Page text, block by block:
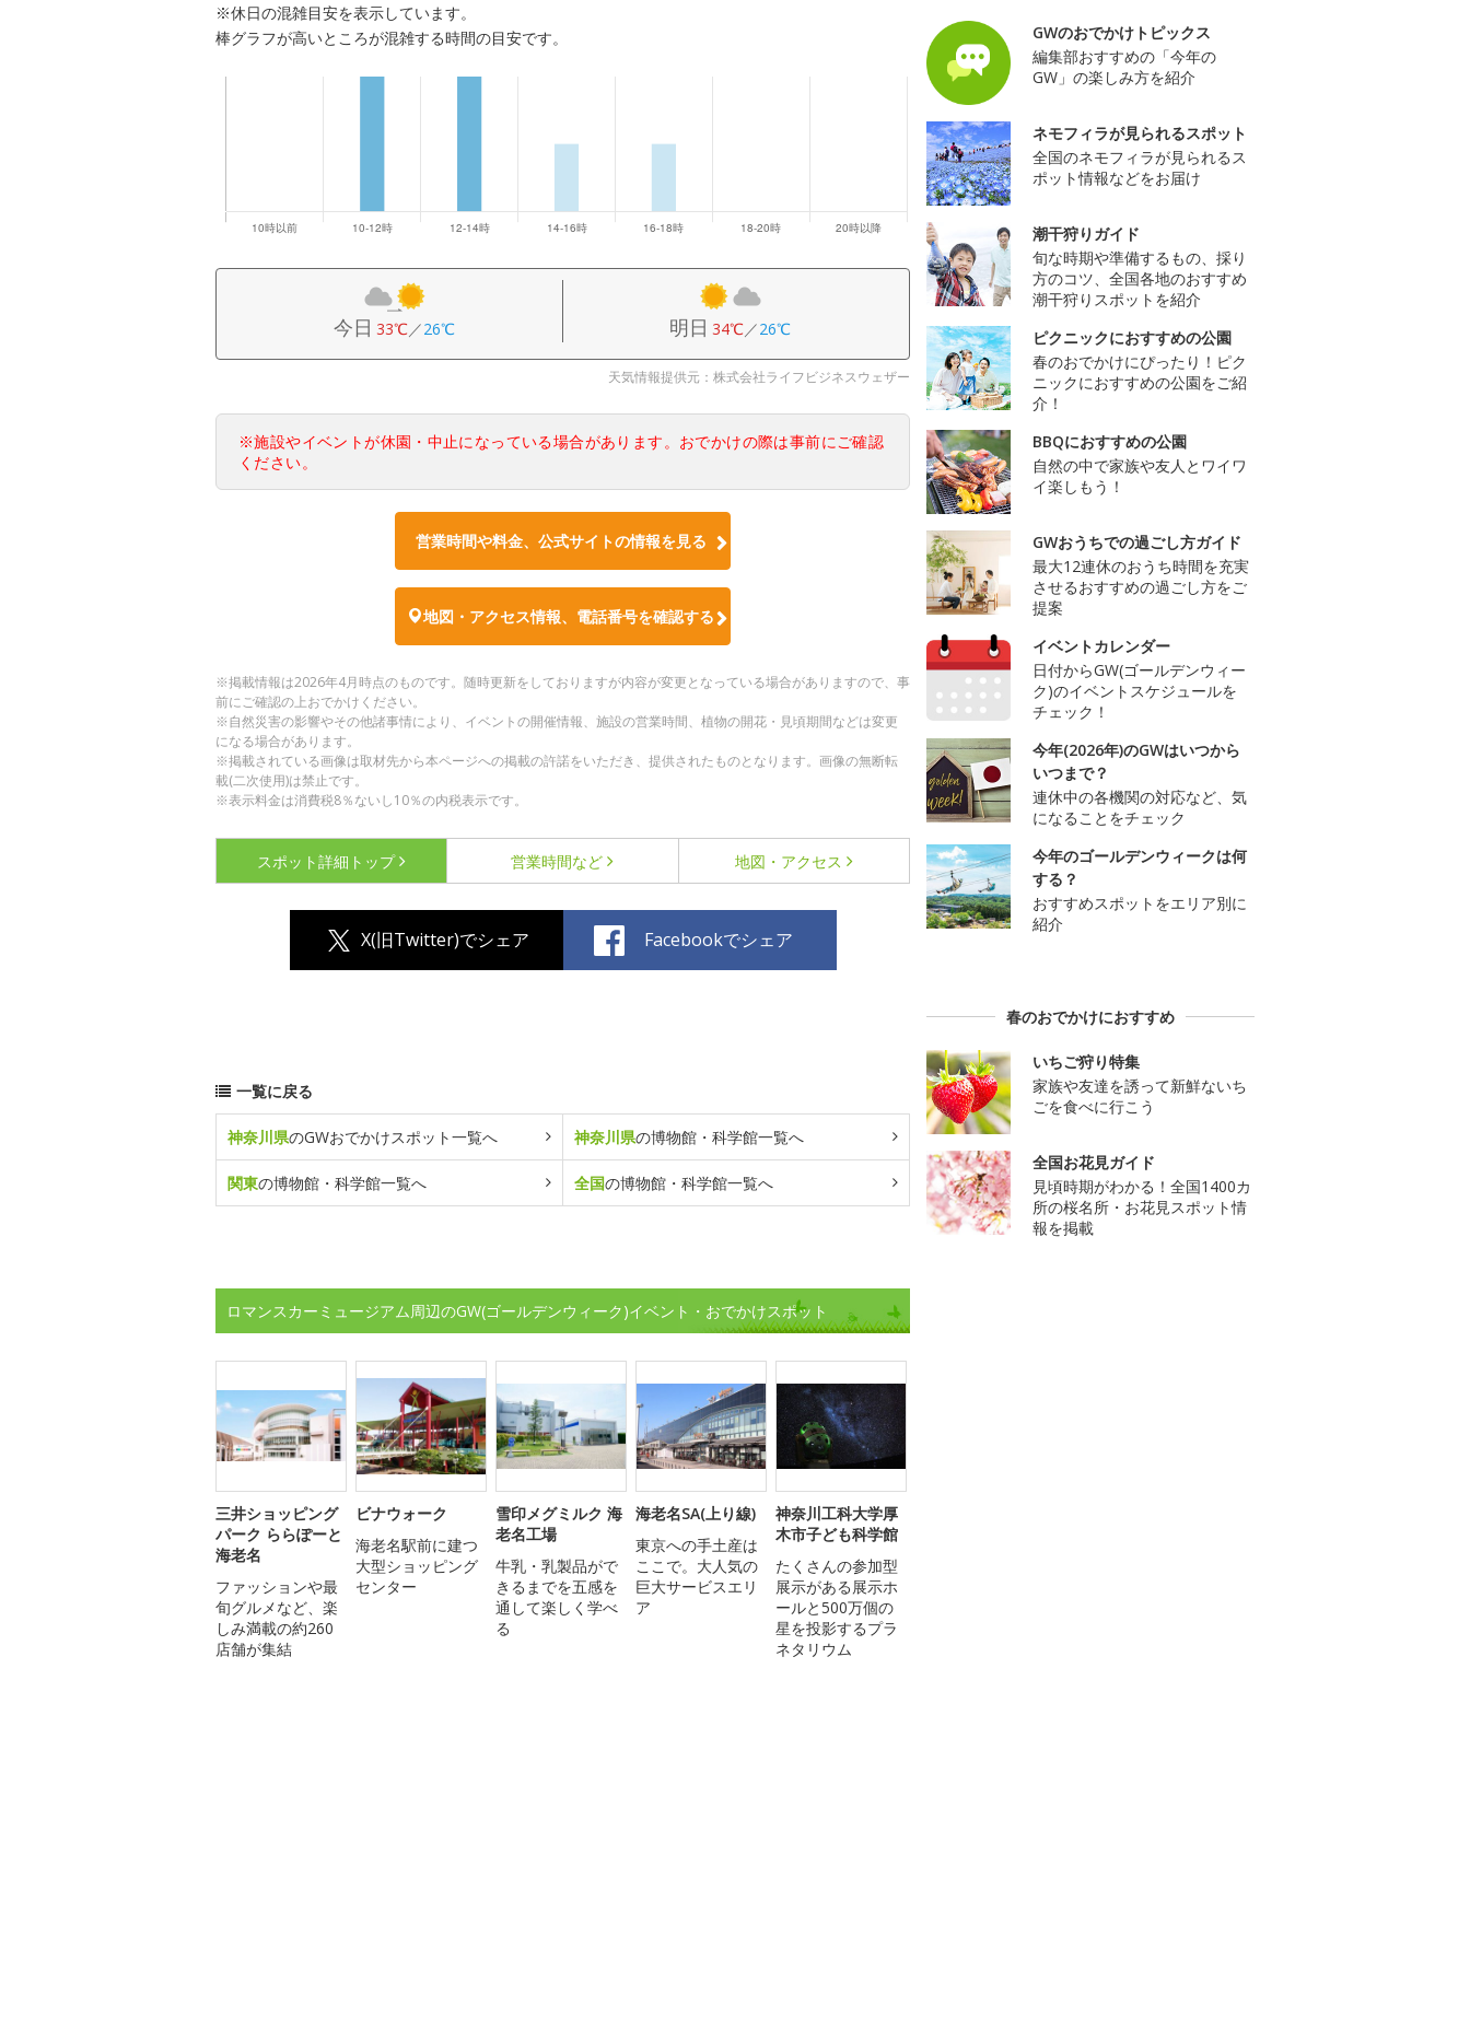
※休日の混雑目安を表示しています。
棒グラフが高いところが混雑する時間の目安です。
今日 33℃／26℃ 明日 34℃／26℃
天気情報提供元：株式会社ライフビジネスウェザー
※施設やイベントが休園・中止になっている場合があります。おでかけの際は事前にご確認
ください。
営業時間や料金、公式サイトの情報を見る
地図・アクセス情報、電話番号を確認する
※掲載情報は2026年4月時点のものです。随時更新をしておりますが内容が変更となっている場合がありますので、事
前にご確認の上おでかけください。
※自然災害の影響やその他諸事情により、イベントの開催情報、施設の営業時間、植物の開花・見頃期間などは変更
になる場合があります。
※掲載されている画像は取材先から本ページへの掲載の許諾をいただき、提供されたものとなります。画像の無断転
載(二次使用)は禁止です。
※表示料金は消費税8％ないし10％の内税表示です。
スポット詳細 トップ 営業時間など 地図・アクセス
X(旧Twitter)でシェア Facebookでシェア
一覧に戻る
神奈川県のGWおでかけスポット一覧へ 神奈川県の博物館・科学館一覧へ
関東の博物館・科学館一覧へ 全国の博物館・科学館一覧へ
ロマンスカーミュージアム周辺のGW(ゴールデンウィーク)イベント・おでかけスポット
三井ショッピング
パーク ららぽーと
海老名
ファッションや最
旬グルメなど、楽
しみ満載の約260
店舗が集結
ビナウォーク
海老名駅前に建つ
大型ショッピング
センター
雪印メグミルク 海
老名工場
牛乳・乳製品がで
きるまでを五感を
通して楽しく学べ
る
海老名SA(上り線)
東京への手土産は
ここで。大人気の
巨大サービスエリ
ア
神奈川工科大学厚
木市子ども科学館
たくさんの参加型
展示がある展示ホ
ールと500万個の
星を投影するプラ
ネタリウム
GWのおでかけトピックス
編集部おすすめの「今年の
GW」の楽しみ方を紹介
ネモフィラが見られるスポット
全国のネモフィラが見られるス
ポット情報などをお届け
潮干狩りガイド
旬な時期や準備するもの、採り
方のコツ、全国各地のおすすめ
潮干狩りスポットを紹介
ピクニックにおすすめの公園
春のおでかけにぴったり！ピク
ニックにおすすめの公園をご紹
介！
BBQにおすすめの公園
自然の中で家族や友人とワイワ
イ楽しもう！
GWおうちでの過ごし方ガイド
最大12連休のおうち時間を充実
させるおすすめの過ごし方をご
提案
イベントカレンダー
日付からGW(ゴールデンウィー
ク)のイベントスケジュールを
チェック！
今年(2026年)のGWはいつから
いつまで？
連休中の各機関の対応など、気
になることをチェック
今年のゴールデンウィークは何
する？
おすすめスポットをエリア別に
紹介
春のおでかけにおすすめ
いちご狩り特集
家族や友達を誘って新鮮ないち
ごを食べに行こう
全国お花見ガイド
見頃時期がわかる！全国1400カ
所の桜名所・お花見スポット情
報を掲載